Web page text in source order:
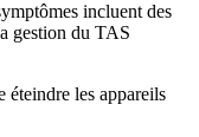
incluent des
gestion du TAS
éteindre les appareils